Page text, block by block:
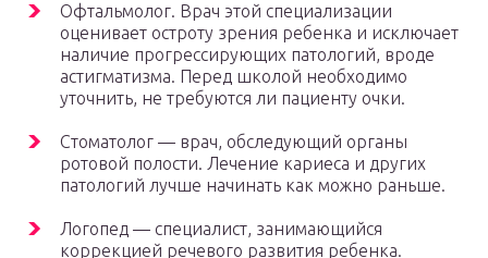
Офтальмолог. Врач этой специализации
оценивает остроту зрения ребенка и исключает
наличие прогрессирующих патологий, вроде
астигматизма. Перед школой необходимо
уточнить, не требуются ли пациенту очки.
Стоматолог — врач, обследующий органы
ротовой полости. Лечение кариеса и других
патологий лучше начинать как можно раньше.
Логопед — специалист, занимающийся
коррекцией речевого развития ребенка.